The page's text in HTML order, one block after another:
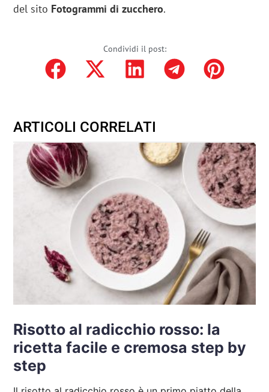
del sito Fotogrammi di zucchero.
Condividi il post:
ARTICOLI CORRELATI
Risotto al radicchio rosso: la
ricetta facile e cremosa step by
step